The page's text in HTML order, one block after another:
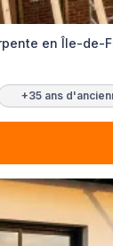
en Île-de-
+35 ans